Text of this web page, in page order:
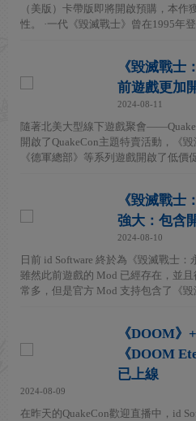
（美版）卡帶版即將開啟預購，本
性。 ·一代《毀滅戰士》曾在1995年
《毀滅戰士
前遊戲更加
2024-08-11
隨著北美大型線下遊戲聚會
開啟了QuakeCon主題特賣活動，《
《德軍總部》等系列遊戲開啟了低價
《毀滅戰士
強大：包含
2024-08-10
日前 id Software 終於為《毀滅戰士：
雖然此前遊戲的 Mod 已經存在，並
常多，但是官方 Mod 支持包含了《毀
《DOOM
《DOOM
已上線
2024-08-09
在昨天的QuakeCon歡迎直播中，id